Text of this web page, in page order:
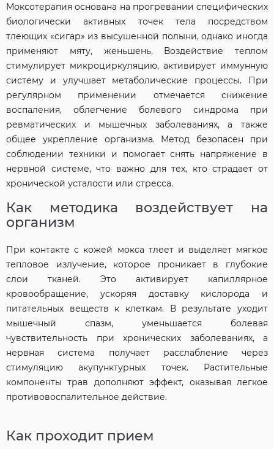
Моксотерапия основана на прогревании специфических
биологически активных точек тела посредством
тлеющих «сигар» из высушенной полыни, однако иногда
применяют мяту, женьшень. Воздействие теплом
стимулирует микроциркуляцию, активирует иммунную
систему и улучшает метаболические процессы. При
регулярном применении отмечается снижение
воспаления, облегчение болевого синдрома при
ревматических и мышечных заболеваниях, а также
общее укрепление организма. Метод безопасен при
соблюдении техники и помогает снять напряжение в
нервной системе, что важно для тех, кто страдает от
хронической усталости или стресса.
Как методика воздействует на
организм
При контакте с кожей мокса тлеет и выделяет мягкое
тепловое излучение, которое проникает в глубокие
слои тканей. Это активирует капиллярное
кровообращение, ускоряя доставку кислорода и
питательных веществ к клеткам. В результате уходит
мышечный спазм, уменьшается болевая
чувствительность при хронических заболеваниях, а
нервная система получает расслабление через
стимуляцию акупунктурных точек. Растительные
компоненты трав дополняют эффект, оказывая легкое
противовоспалительное действие.
Как проходит прием